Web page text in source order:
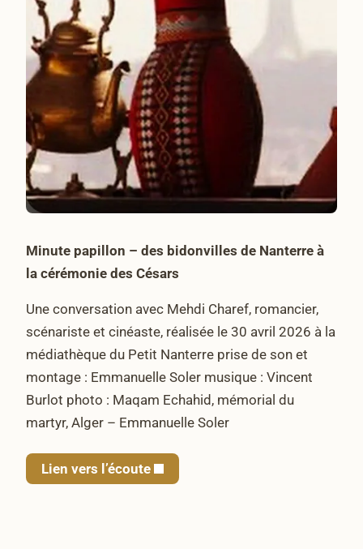
Minute papillon – des bidonvilles de Nanterre à
la cérémonie des Césars
Une conversation avec Mehdi Charef, romancier,
scénariste et cinéaste, réalisée le 30 avril 2026 à la
médiathèque du Petit Nanterre prise de son et
montage : Emmanuelle Soler musique : Vincent
Burlot photo : Maqam Echahid, mémorial du
martyr, Alger – Emmanuelle Soler
Lien vers l’écoute